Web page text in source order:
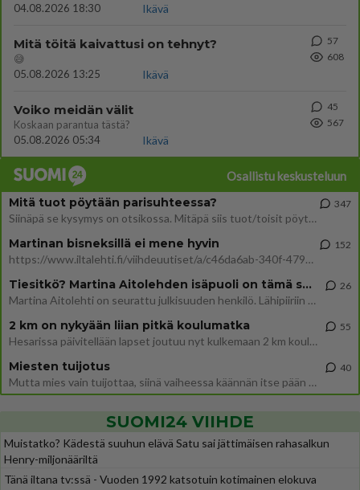
04.08.2026 18:30
Ikävä
Mitä töitä kaivattusi on tehnyt?
😅
05.08.2026 13:25
Ikävä
57
608
Voiko meidän välit
Koskaan parantua tästä?
05.08.2026 05:34
Ikävä
45
567
Osallistu keskusteluun
Mitä tuot pöytään parisuhteessa?
Siinäpä se kysymys on otsikossa. Mitäpä siis tuot/toisit pöytään parisuhteessa? Oletko mies vai nainen? Koetko sen mitä
347
Martinan bisneksillä ei mene hyvin
https://www.iltalehti.fi/viihdeuutiset/a/c46da6ab-340f-4790-aaa7-0865eed2336 Yrityksen konkurssihakemus on tullut kärä
152
Tiesitkö? Martina Aitolehden isäpuoli on tämä suosittu laulaja
Martina Aitolehti on seurattu julkisuuden henkilö. Lähipiiriin mahtuu muitakin tunnettuja henkilöitä. Tiesitkö, että Ma
26
2 km on nykyään liian pitkä koulumatka
Hesarissa päivitellään lapset joutuu nyt kulkemaan 2 km kouluun jösses. Ruostefillarilla tuo matka menee vaikka miten äk
55
Miesten tuijotus
Mutta mies vain tuijottaa, siinä vaiheessa käännän itse pään pois. Mikä juttu? Yleensä jos joku tuijottaa tai katsoo, hä
40
SUOMI24 VIIHDE
Muistatko? Kädestä suuhun elävä Satu sai jättimäisen rahasalkun
Henry-miljonääriltä
Tänä iltana tv:ssä - Vuoden 1992 katsotuin kotimainen elokuva